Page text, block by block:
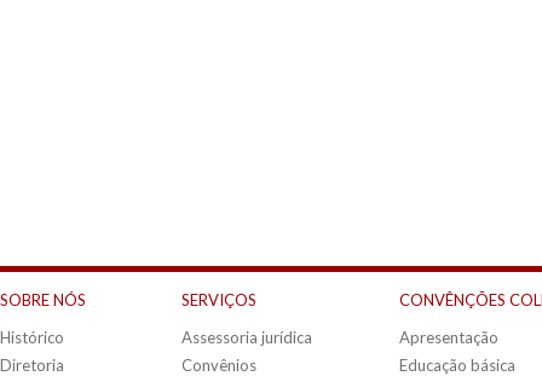
SOBRE NÓS
Histórico
Diretoria
SERVIÇOS
Assessoria jurídica
Convênios
CONVÊNÇÕES
Apresentação
Educação básica